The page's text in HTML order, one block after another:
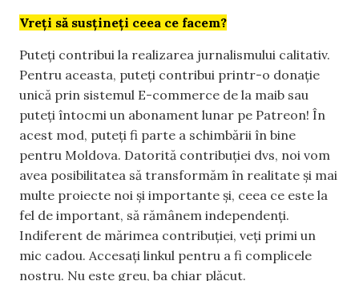
Vreți să susțineți ceea ce facem?
Puteți contribui la realizarea jurnalismului calitativ.
Pentru aceasta, puteți contribui printr-o donație
unică prin sistemul E-commerce de la maib sau
puteți întocmi un abonament lunar pe Patreon! În
acest mod, puteți fi parte a schimbării în bine
pentru Moldova. Datorită contribuției dvs, noi vom
avea posibilitatea să transformăm în realitate și mai
multe proiecte noi și importante și, ceea ce este la
fel de important, să rămânem independenți.
Indiferent de mărimea contribuției, veți primi un
mic cadou. Accesați linkul pentru a fi complicele
nostru. Nu este greu, ba chiar plăcut.